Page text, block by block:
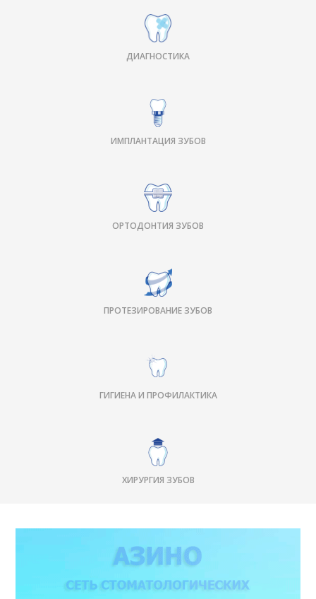
ДИАГНОСТИКА
ИМПЛАНТАЦИЯ ЗУБОВ
ОРТОДОНТИЯ ЗУБОВ
ПРОТЕЗИРОВАНИЕ ЗУБОВ
ГИГИЕНА И ПРОФИЛАКТИКА
ХИРУРГИЯ ЗУБОВ